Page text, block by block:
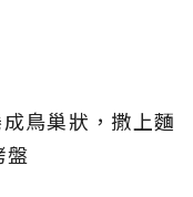
鳥巢狀，撒上麵
盤